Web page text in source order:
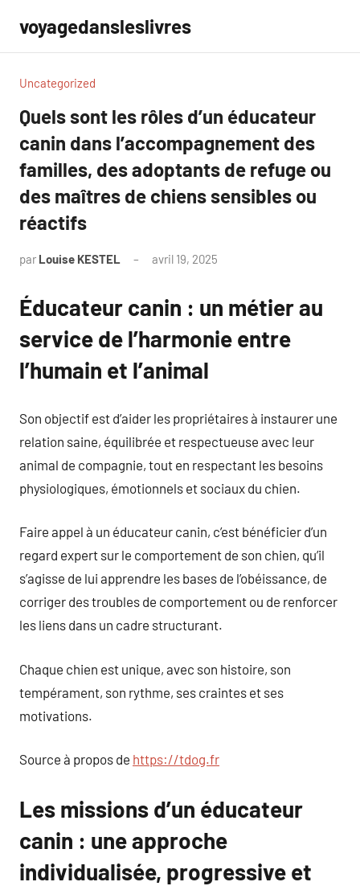
contenu
voyagedansleslivres
Uncategorized
Quels sont les rôles d’un éducateur
canin dans l’accompagnement des
familles, des adoptants de refuge ou
des maîtres de chiens sensibles ou
réactifs
par Louise KESTEL avril 19, 2025
Éducateur canin : un métier au
service de l’harmonie entre
l’humain et l’animal
Son objectif est d’aider les propriétaires à instaurer une
relation saine, équilibrée et respectueuse avec leur
animal de compagnie, tout en respectant les besoins
physiologiques, émotionnels et sociaux du chien.
Faire appel à un éducateur canin, c’est bénéficier d’un
regard expert sur le comportement de son chien, qu’il
s’agisse de lui apprendre les bases de l’obéissance, de
corriger des troubles de comportement ou de renforcer
les liens dans un cadre structurant.
Chaque chien est unique, avec son histoire, son
tempérament, son rythme, ses craintes et ses
motivations.
Source à propos de https://tdog.fr
Les missions d’un éducateur
canin : une approche
individualisée, progressive et